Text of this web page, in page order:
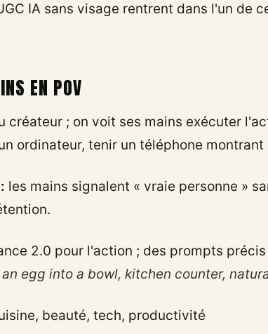
IA sans visage rentrent dans l'un de
EN POV
; on voit ses mains exécuter
ordinateur, tenir un téléphone montrant
les mains signalent « vraie personne »
2.0 pour l'action ; des prompts
egg into a bowl, kitchen counter,
beauté, tech, productivité